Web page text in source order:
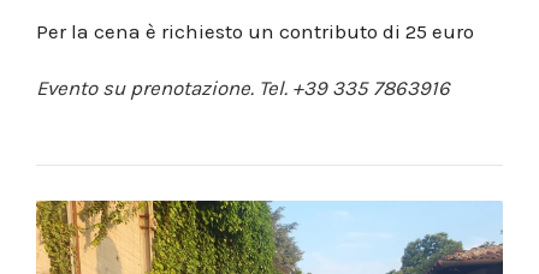
Per la cena è richiesto un contributo di 25 euro
Evento su prenotazione. Tel. +39 335 7863916